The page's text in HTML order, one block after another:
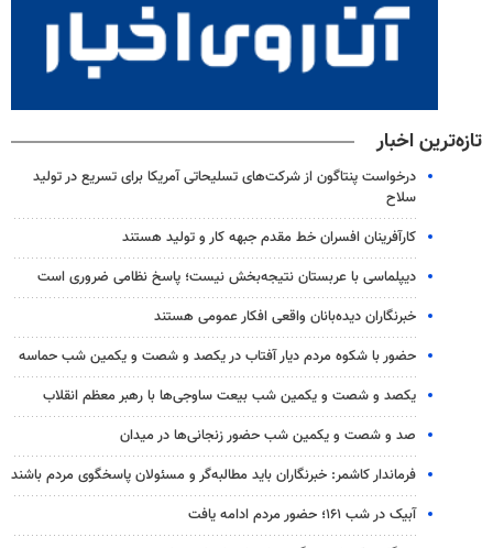
تازه‌ترین اخبار
درخواست پنتاگون از شرکت‌های تسلیحاتی آمریکا برای تسریع در تولید
سلاح
کارآفرینان افسران خط مقدم جبهه کار و تولید هستند
دیپلماسی با عربستان نتیجه‌بخش نیست؛ پاسخ نظامی ضروری است
خبرنگاران دیده‌بانان واقعی افکار عمومی هستند
حضور با شکوه مردم دیار آفتاب در یکصد و شصت و یکمین شب حماسه
یکصد و شصت و یکمین شب بیعت ساوجی‌ها با رهبر معظم انقلاب
صد و شصت و یکمین شب حضور زنجانی‌ها در میدان
فرماندار کاشمر: خبرنگاران باید مطالبه‌گر و مسئولان پاسخگوی مردم باشند
آبیک در شب ۱۶۱؛ حضور مردم ادامه یافت